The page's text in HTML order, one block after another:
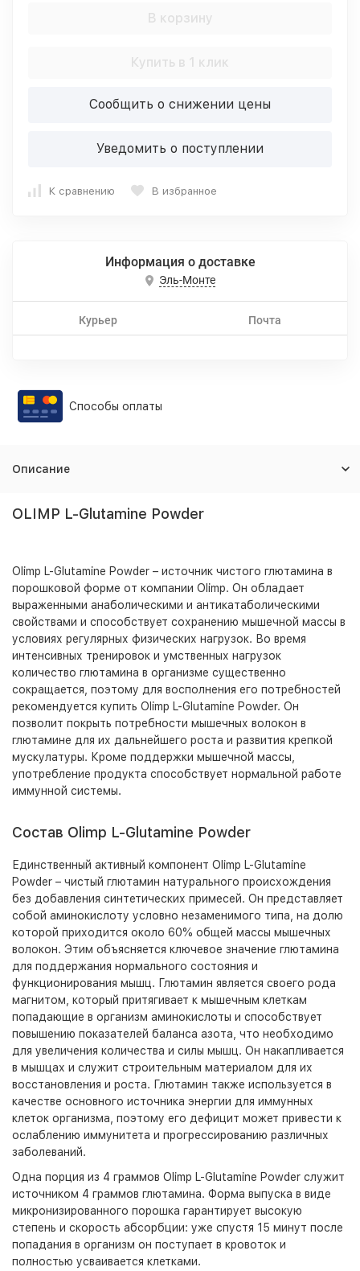
В корзину
Купить в 1 клик
Сообщить о снижении цены
Уведомить о поступлении
К сравнению В избранное
Информация о доставке
Эль-Монте
Курьер Почта
Способы оплаты
Описание
OLIMP L-Glutamine Powder
Olimp L-Glutamine Powder – источник чистого глютамина в
порошковой форме от компании Olimp. Он обладает
выраженными анаболическими и антикатаболическими
свойствами и способствует сохранению мышечной массы в
условиях регулярных физических нагрузок. Во время
интенсивных тренировок и умственных нагрузок
количество глютамина в организме существенно
сокращается, поэтому для восполнения его потребностей
рекомендуется купить Olimp L-Glutamine Powder. Он
позволит покрыть потребности мышечных волокон в
глютамине для их дальнейшего роста и развития крепкой
мускулатуры. Кроме поддержки мышечной массы,
употребление продукта способствует нормальной работе
иммунной системы.
Состав Olimp L-Glutamine Powder
Единственный активный компонент Olimp L-Glutamine
Powder – чистый глютамин натурального происхождения
без добавления синтетических примесей. Он представляет
собой аминокислоту условно незаменимого типа, на долю
которой приходится около 60% общей массы мышечных
волокон. Этим объясняется ключевое значение глютамина
для поддержания нормального состояния и
функционирования мышц. Глютамин является своего рода
магнитом, который притягивает к мышечным клеткам
попадающие в организм аминокислоты и способствует
повышению показателей баланса азота, что необходимо
для увеличения количества и силы мышц. Он накапливается
в мышцах и служит строительным материалом для их
восстановления и роста. Глютамин также используется в
качестве основного источника энергии для иммунных
клеток организма, поэтому его дефицит может привести к
ослаблению иммунитета и прогрессированию различных
заболеваний.
Одна порция из 4 граммов Olimp L-Glutamine Powder служит
источником 4 граммов глютамина. Форма выпуска в виде
микронизированного порошка гарантирует высокую
степень и скорость абсорбции: уже спустя 15 минут после
попадания в организм он поступает в кровоток и
полностью усваивается клетками.